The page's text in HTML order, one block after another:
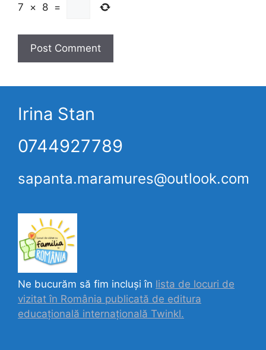
7 × 8 =
Irina Stan
0744927789
sapanta.maramures@outlook.com
Ne bucurăm să fim incluși în lista de locuri de
vizitat în România publicată de editura
educațională internațională Twinkl.